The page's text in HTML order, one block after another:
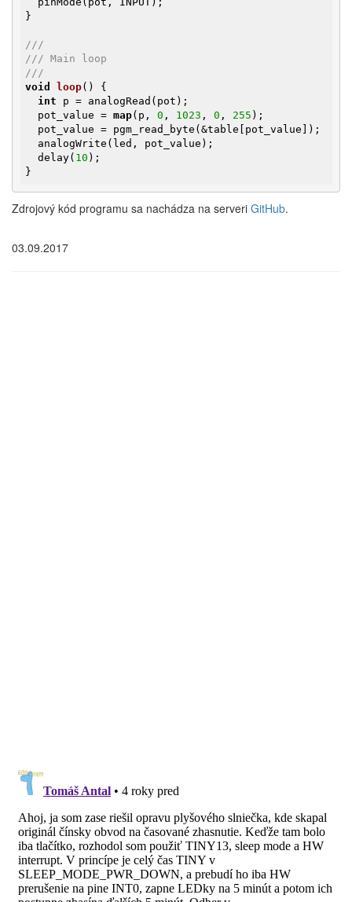
}
///
/// Main loop
///
void
loop()
{
int p = analogRead(pot);
  pot_value =
map(p, 0 , 1023 , 0 , 255 );
  delay(
10 );
}
Zdrojový kód programu sa nachádza na serveri GitHub.
03.09.2017